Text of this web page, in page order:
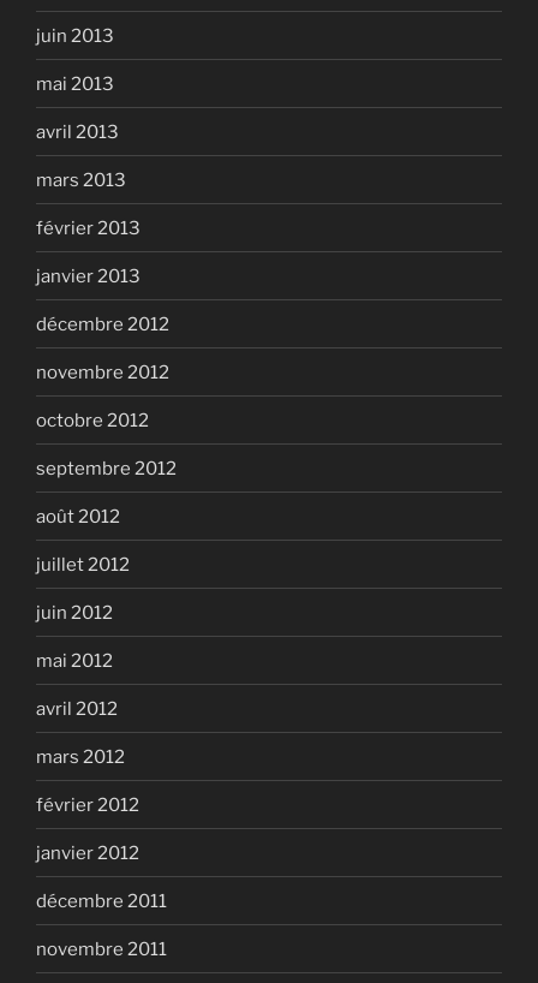
juin 2013
mai 2013
avril 2013
mars 2013
février 2013
janvier 2013
décembre 2012
novembre 2012
octobre 2012
septembre 2012
août 2012
juillet 2012
juin 2012
mai 2012
avril 2012
mars 2012
février 2012
janvier 2012
décembre 2011
novembre 2011